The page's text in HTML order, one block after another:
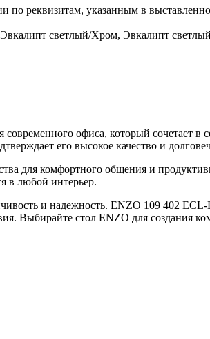
по реквизитам, указанным в
светлый/Хром, Эвкалипт
офиса, который сочетает в
его высокое качество и
для комфортного общения и
в любой интерьер.
и надежность. ENZO 109 402
Выбирайте стол ENZO для создания